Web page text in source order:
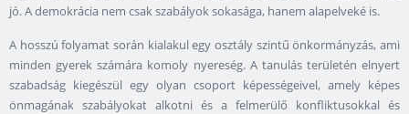
jó. A demokrácia nem csak szabályok sokasága, hanem alapelveké is.
A hosszú folyamat során kialakul egy osztály szintű önkormányzás, ami
minden gyerek számára komoly nyereség. A tanulás területén elnyert
szabadság kiegészül egy olyan csoport képességeivel, amely képes
önmagának szabályokat alkotni és a felmerülő konfliktusokkal és